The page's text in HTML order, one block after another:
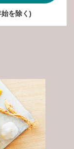
を除く)